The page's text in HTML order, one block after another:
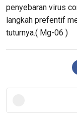
penyebaran virus
langkah prefentif
tuturnya.( Mg-06 )